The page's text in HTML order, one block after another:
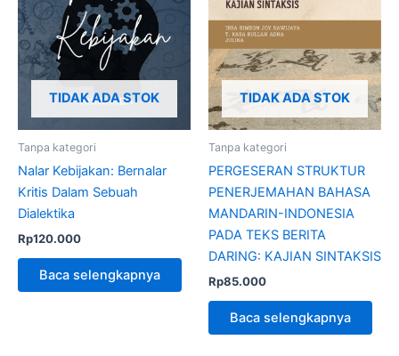
TIDAK ADA STOK
Tanpa kategori
Nalar Kebijakan: Bernalar
Kritis Dalam Sebuah
Dialektika
Rp120.000
Baca selengkapnya
TIDAK ADA STOK
Tanpa kategori
PERGESERAN STRUKTUR
PENERJEMAHAN BAHASA
MANDARIN-INDONESIA
PADA TEKS BERITA
DARING: KAJIAN SINTAKSIS
Rp85.000
Baca selengkapnya